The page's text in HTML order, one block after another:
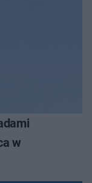
w